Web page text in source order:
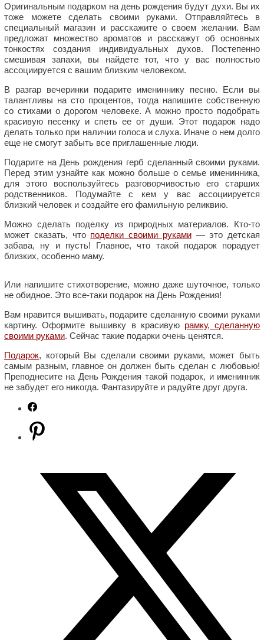
Оригинальным подарком на день рождения будут духи. Вы их
тоже можете сделать своими руками. Отправляйтесь в
специальный магазин и расскажите о своем желании. Вам
предложат множество ароматов и расскажут об основных
тонкостях создания индивидуальных духов. Постепенно
смешивая запахи, вы найдете тот, что у вас полностью
ассоциируется с вашим близким человеком.
В разгар вечеринки подарите имениннику песню. Если вы
талантливы на сто процентов, тогда напишите собственную
со стихами о дорогом человеке. А можно просто подобрать
красивую песенку и спеть ее от души. Этот подарок надо
делать только при наличии голоса и слуха. Иначе о нем долго
еще не смогут забыть все приглашенные люди.
Подарите на День рождения герб сделанный своими руками.
Перед этим узнайте как можно больше о семье именинника,
для этого воспользуйтесь разговорчивостью его старших
родственников. Подумайте с кем у вас ассоциируется
близкий человек и создайте его фамильную реликвию.
Можно сделать поделку из природных материалов. Кто-то
может сказать, что поделки своими руками— это детская
забава, ну и пусть! Главное, что такой подарок порадует
близких, особенно маму.
Или напишите стихотворение, можно даже шуточное, только
не обидное. Это все-таки подарок на День Рождения!
Вам нравится вышивать, подарите сделанную своими руками
картину. Оформите вышивку в красивую рамку, сделанную
своими руками. Сейчас такие подарки очень ценятся.
Подарок, который Вы сделали своими руками, может быть
самым разным, главное он должен быть сделан с любовью!
Преподнесите на День Рождения такой подарок, и именинник
не забудет его никогда. Фантазируйте и радуйте друг друга.